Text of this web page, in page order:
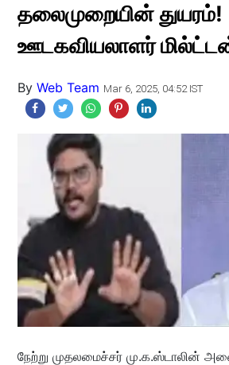
தலைமுறையின் துயரம்!
ஊடகவியலாளர்
By Web Team Mar 6, 2025, 04:52 IST
நேற்று முதலமைச்சர் மு.க.ஸ்டாலின்